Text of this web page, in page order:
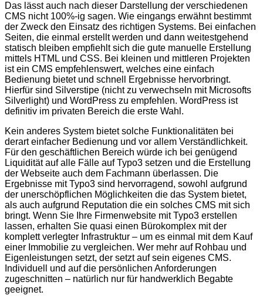
Das lässt auch nach dieser Darstellung der verschiedenen
CMS nicht 100%-ig sagen. Wie eingangs erwähnt bestimmt
der Zweck den Einsatz des richtigen Systems. Bei einfachen
Seiten, die einmal erstellt werden und dann weitestgehend
statisch bleiben empfiehlt sich die gute manuelle Erstellung
mittels HTML und CSS. Bei kleinen und mittleren Projekten
ist ein CMS empfehlenswert, welches eine einfach
Bedienung bietet und schnell Ergebnisse hervorbringt.
Hierfür sind Silverstipe (nicht zu verwechseln mit Microsofts
Silverlight) und WordPress zu empfehlen. WordPress ist
definitiv im privaten Bereich die erste Wahl.
Kein anderes System bietet solche Funktionalitäten bei
derart einfacher Bedienung und vor allem Verständlichkeit.
Für den geschäftlichen Bereich würde ich bei genügend
Liquidität auf alle Fälle auf Typo3 setzen und die Erstellung
der Webseite auch dem Fachmann überlassen. Die
Ergebnisse mit Typo3 sind hervorragend, sowohl aufgrund
der unerschöpflichen Möglichkeiten die das System bietet,
als auch aufgrund Reputation die ein solches CMS mit sich
bringt. Wenn Sie Ihre Firmenwebsite mit Typo3 erstellen
lassen, erhalten Sie quasi einen Bürokomplex mit der
komplett verlegter Infrastruktur – um es einmal mit dem Kauf
einer Immobilie zu vergleichen. Wer mehr auf Rohbau und
Eigenleistungen setzt, der setzt auf sein eigenes CMS.
Individuell und auf die persönlichen Anforderungen
zugeschnitten – natürlich nur für handwerklich Begabte
geeignet.